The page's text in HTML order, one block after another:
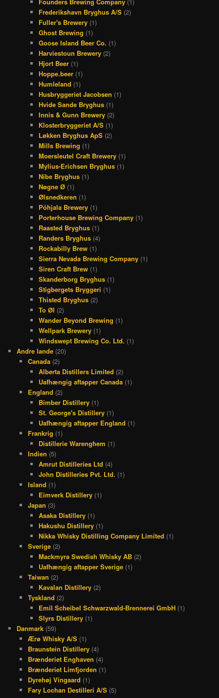
Frederikshavn Bryghus A/S (2)
Fuller's Brewery (1)
Ghost Brewing (1)
Goose Island Beer Co. (1)
Harviestoun Brewery (2)
Hjort Beer (1)
Hoppe.beer (1)
Humleland (1)
Husbryggeriet Jacobsen (1)
Hvide Sande Bryghus (1)
Innis & Gunn Brewery (2)
Klosterbryggeriet A/S (1)
Løkken Bryghus ApS (2)
Mills Brewing (1)
Moersleutel Craft Brewery (1)
Mylius-Erichsen Bryghus (1)
Nibe Bryghus (1)
Nøgne Ø (1)
Ølsnedkeren (1)
Põhjala Brewery (1)
Porterhouse Brewing Company (1)
Raasted Bryghus (1)
Randers Bryghus (4)
Rockabilly Brew (1)
Sierra Nevada Brewing Company (1)
Siren Craft Brew (1)
Skanderborg Bryghus (1)
Stigbergets Bryggeri (1)
Thisted Bryghus (2)
To Øl (2)
Wander Beyond Brewing (1)
Wellpark Brewery (1)
Windswept Brewing Co. Ltd. (1)
Andre lande (20)
Canada(2)
Alberta Distillers Limited (2)
Uafhængig aftapper Canada (1)
England (2)
Bimber Distillery (1)
St. George's Distillery (1)
Uafhængig aftapper England (1)
Frankrig (1)
Distillerie Warenghem (1)
Indien (5)
Amrut Distilleries Ltd (4)
John Distilleries Pvt. Ltd. (1)
Island (1)
Eimverk Distillery (1)
Japan (3)
Asaka Distillery (1)
Hakushu Distillery (1)
Nikka Whisky Distilling Company Limited (1)
Sverige(2)
Mackmyra Swedish Whisky AB (2)
Uafhængig aftapper Sverige (1)
Taiwan (2)
Kavalan Distillery (2)
Tyskland (2)
Emil Scheibel Schwarzwald-Brennerei GmbH (1)
Slyrs Distillery (1)
Danmark (59)
Ærø Whisky A/S(1)
Braunstein Distillery(4)
Brænderiet Enghaven (4)
Brænderiet Limfjorden (1)
Dyrehøj Vingaard (1)
Fary Lochan Destilleri A/S(5)